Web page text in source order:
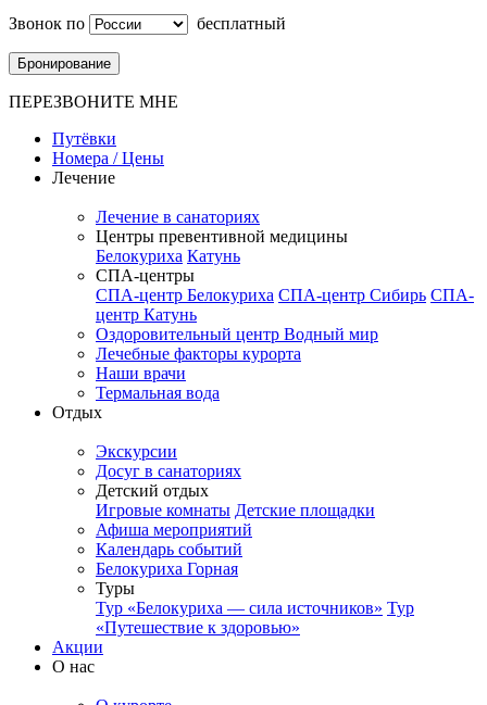
Звонок по
бесплатный
Бронирование
ПЕРЕЗВОНИТЕ МНЕ
Путёвки
Номера / Цены
Лечение
Лечение в санаториях
Центры превентивной медицины
Белокуриха Катунь
СПА-центры
СПА-центр Белокуриха СПА-центр Сибирь СПА-
центр Катунь
Оздоровительный центр Водный мир
Лечебные факторы курорта
Наши врачи
Термальная вода
Отдых
Экскурсии
Досуг в санаториях
Детский отдых
Игровые комнаты Детские площадки
Афиша мероприятий
Календарь событий
Белокуриха Горная
Туры
Тур «Белокуриха — сила источников» Тур
«Путешествие к здоровью»
Акции
О нас